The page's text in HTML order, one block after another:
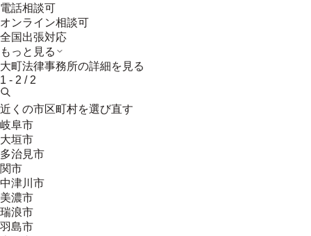
電話相談可
オンライン相談可
全国出張対応
もっと見る
大町法律事務所の詳細を見る
1 - 2 / 2
近くの市区町村を選び直す
岐阜市
大垣市
多治見市
関市
中津川市
美濃市
瑞浪市
羽島市